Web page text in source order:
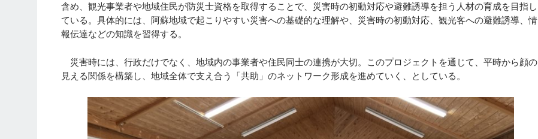
含め、観光事業者や地域住民が防災士資格を取得することで、災害時の初動対応や避難誘導を担う人材の育成を目指し
ている。具体的には、阿蘇地域で起こりやすい災害への基礎的な理解や、災害時の初動対応、観光客への避難誘導、情
報伝達などの知識を習得する。
災害時には、行政だけでなく、地域内の事業者や住民同士の連携が大切。このプロジェクトを通じて、平時から顔の
見える関係を構築し、地域全体で支え合う「共助」のネットワーク形成を進めていく、としている。